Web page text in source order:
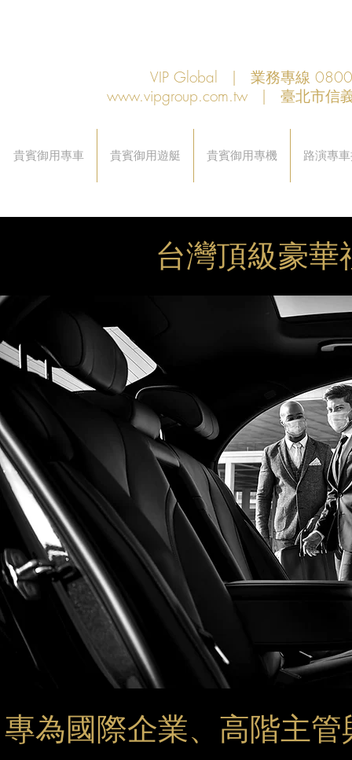
VIP Global | 業務專線
www.vipgroup.com.tw | 臺北市信
貴賓御用專車 貴賓御用遊艇 貴賓御用專機 路演專
台灣頂級豪
專為國際企業、高階主